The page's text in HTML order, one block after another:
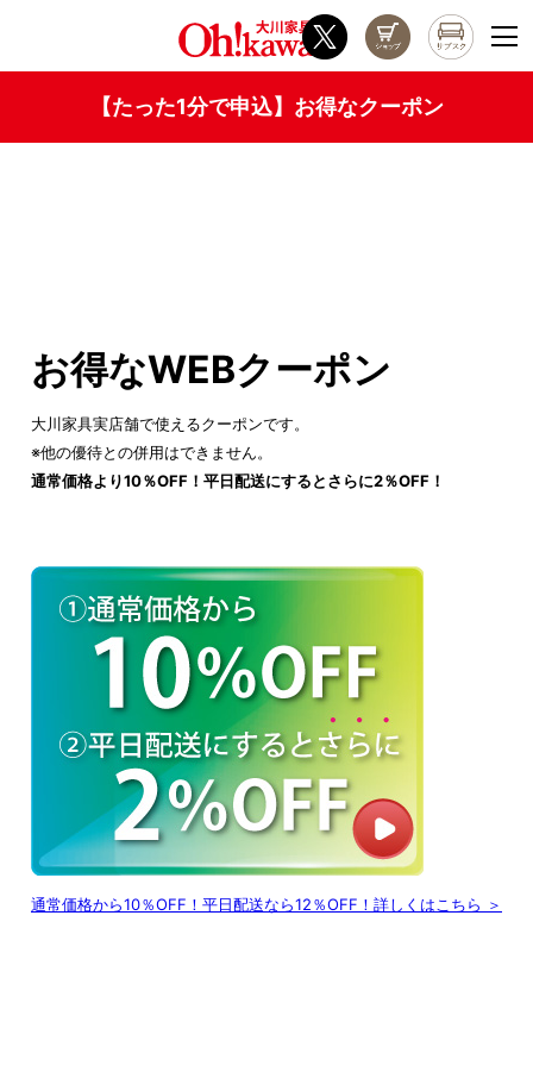
【たった1分で申込】お得なクーポン
お得なWEBクーポン
大川家具実店舗で使えるクーポンです。
※他の優待との併用はできません。
通常価格より10％OFF！平日配送にするとさらに2％OFF！
通常価格から10％OFF！平日配送なら12％OFF！詳しくはこちら ＞